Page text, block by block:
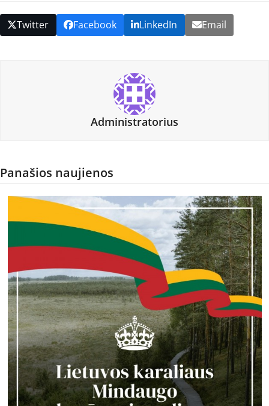
Twitter Facebook LinkedIn Email
Administratorius
Panašios naujienos